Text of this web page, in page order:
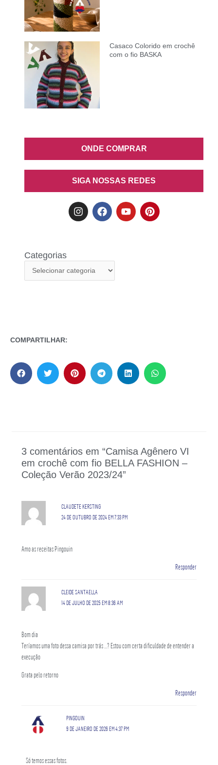
Casaco Colorido em crochê
com o fio BASKA
ONDE COMPRAR
SIGA NOSSAS REDES
Categorias
COMPARTILHAR:
3 comentários em “Camisa Agênero VI
em crochê com fio BELLA FASHION –
Coleção Verão 2023/24”
CLAUDETE KERSTING
24 DE OUTUBRO DE 2024 EM 7:33 PM
Amo as receitas Pingouin
Responder
CLEIDE SANTAELLA
14 DE JULHO DE 2025 EM 8:36 AM
Bom dia
Teríamos uma foto dessa camisa por trás …? Estou com certa dificuldade de entender a
execução
Grata pelo retorno
Responder
PINGOUIN
9 DE JANEIRO DE 2026 EM 4:37 PM
Só temos essas fotos.